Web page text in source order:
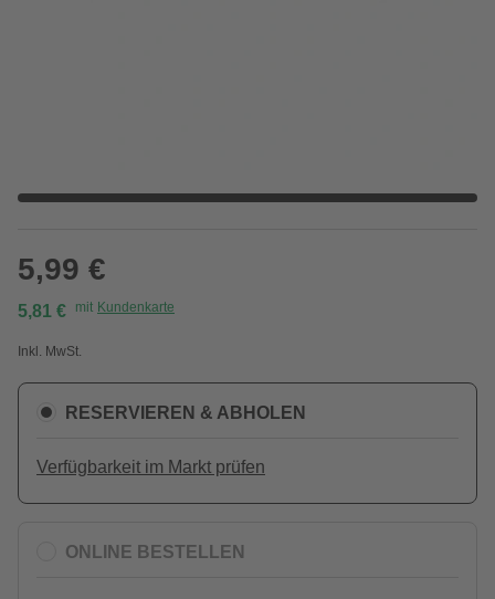
5,99 €
5,81 € mit Kundenkarte
Inkl. MwSt.
RESERVIEREN & ABHOLEN
Verfügbarkeit im Markt prüfen
ONLINE BESTELLEN